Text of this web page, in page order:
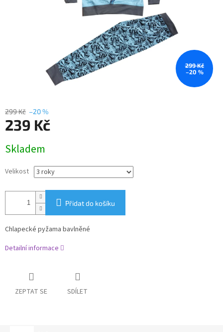
299 Kč
–20 %
299 Kč –20 %
239 Kč
cena:
Skladem
Velikost
Přidat do košíku
Chlapecké pyžama bavlněné
Detailní informace
ZEPTAT SE SDÍLET